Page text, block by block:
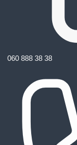
060 888 38 38